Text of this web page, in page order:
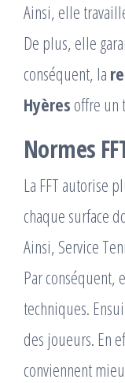
Ainsi, elle
De plus, elle
conséquent, la
Hyères offre un
Normes
La FFT autorise
chaque surface
Ainsi, Service
Par conséquent,
techniques.
des joueurs. En
conviennent